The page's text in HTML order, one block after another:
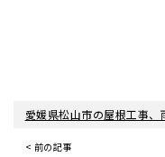
愛媛県松山市の屋根工事、
< 前の記事